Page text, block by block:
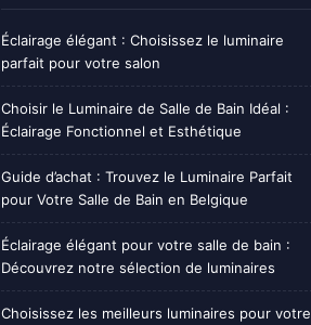
Éclairage élégant : Choisissez le luminaire
parfait pour votre salon
Choisir le Luminaire de Salle de Bain Idéal :
Éclairage Fonctionnel et Esthétique
Guide d’achat : Trouvez le Luminaire Parfait
pour Votre Salle de Bain en Belgique
Éclairage élégant pour votre salle de bain :
Découvrez notre sélection de luminaires
Choisissez les meilleurs luminaires pour votre